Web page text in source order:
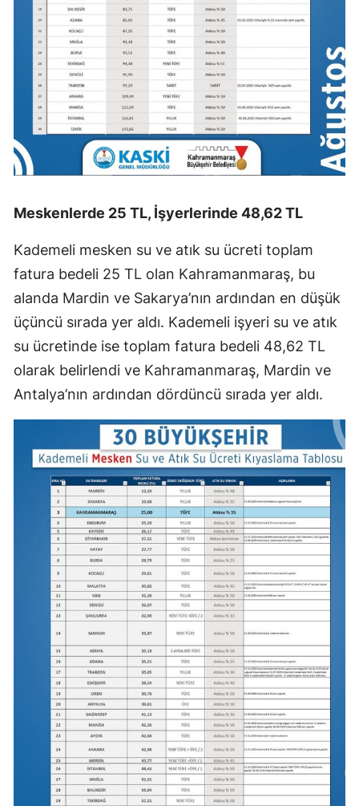
Meskenlerde 25 TL, İşyerlerinde 48,62 TL
Kademeli mesken su ve atık su ücreti toplam
fatura bedeli 25 TL olan Kahramanmaraş, bu
alanda Mardin ve Sakarya’nın ardından en düşük
üçüncü sırada yer aldı. Kademeli işyeri su ve atık
su ücretinde ise toplam fatura bedeli 48,62 TL
olarak belirlendi ve Kahramanmaraş, Mardin ve
Antalya’nın ardından dördüncü sırada yer aldı.